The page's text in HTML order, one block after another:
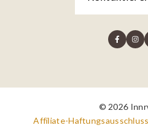
© 2026
Affiliate-Haftungsausschluss